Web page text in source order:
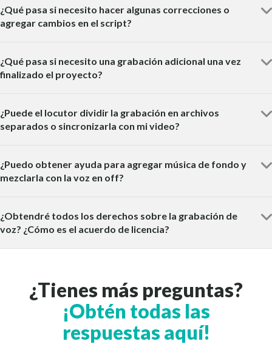
¿Qué pasa si necesito hacer algunas correcciones o
agregar cambios en el script?
¿Qué pasa si necesito una grabación adicional una vez
finalizado el proyecto?
¿Puede el locutor dividir la grabación en archivos
separados o sincronizarla con mi video?
¿Puedo obtener ayuda para agregar música de fondo y
mezclarla con la voz en off?
¿Obtendré todos los derechos sobre la grabación de
voz? ¿Cómo es el acuerdo de licencia?
¿Tienes más preguntas?
¡Obtén todas las
respuestas aquí!